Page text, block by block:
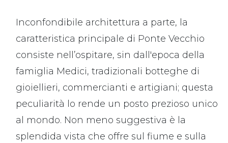
Inconfondibile architettura a parte, la
caratteristica principale di Ponte Vecchio
consiste nell’ospitare, sin dall'epoca della
famiglia Medici, tradizionali botteghe di
gioiellieri, commercianti e artigiani; questa
peculiarità lo rende un posto prezioso unico
al mondo. Non meno suggestiva è la
splendida vista che offre sul fiume e sulla